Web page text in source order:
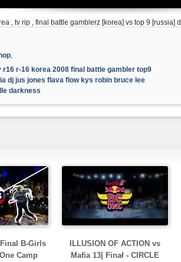
, tv rip , final battle gamblerz [korea] vs top 9 [russia]
,
r16 r-16 korea 2008 final battle gambler top9
dj jus jones flava flow kys robin bruce lee
darkness
B-Girls
Camp
ILLUSION OF ACTION vs
Mafia 13| Finał - CIRCLE